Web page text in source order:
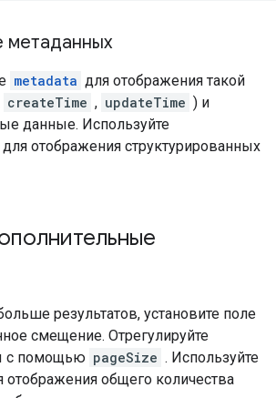
metadata для отображения такой
createTime , updateTime ) и
данные. Используйте
для отображения структурированных
результатов, установите поле
смещение. Отрегулируйте
с помощью pageSize . Используйте
отображения общего количества